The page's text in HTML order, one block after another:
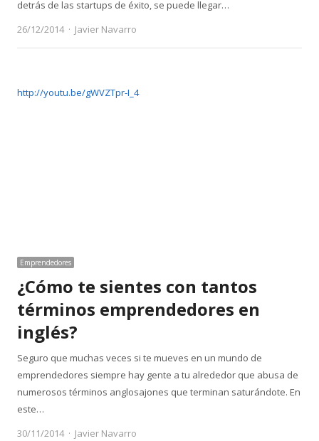
detrás de las startups de éxito, se puede llegar…
26/12/2014
Author
Javier Navarro
http://youtu.be/gWVZTpr-I_4
Emprendedores
¿Cómo te sientes con tantos
términos emprendedores en
inglés?
Seguro que muchas veces si te mueves en un mundo de
emprendedores siempre hay gente a tu alrededor que abusa de
numerosos términos anglosajones que terminan saturándote. En
este…
30/11/2014
Author
Javier Navarro